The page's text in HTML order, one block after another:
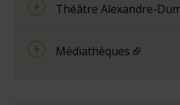
Théâtre Alexandre-
Médiathèques